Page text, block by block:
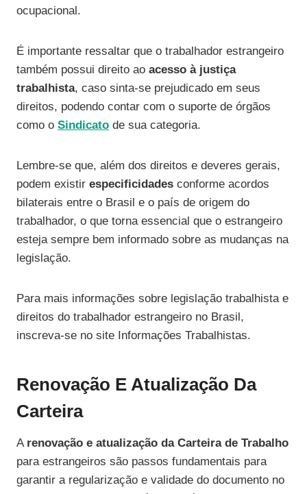
ocupacional.
É importante ressaltar que o trabalhador estrangeiro
também possui direito ao acesso à justiça
trabalhista, caso sinta-se prejudicado em seus
direitos, podendo contar com o suporte de órgãos
como o Sindicato de sua categoria.
Lembre-se que, além dos direitos e deveres gerais,
podem existir especificidades conforme acordos
bilaterais entre o Brasil e o país de origem do
trabalhador, o que torna essencial que o estrangeiro
esteja sempre bem informado sobre as mudanças na
legislação.
Para mais informações sobre legislação trabalhista e
direitos do trabalhador estrangeiro no Brasil,
inscreva-se no site Informações Trabalhistas.
Renovação E Atualização Da
Carteira
A renovação e atualização da Carteira de Trabalho
para estrangeiros são passos fundamentais para
garantir a regularização e validade do documento no